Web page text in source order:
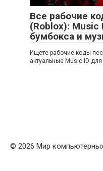
Все рабочие
(Roblox): Music
бумбокса и
Ищете рабочие коды
актуальные Music ID
© 2026 Мир